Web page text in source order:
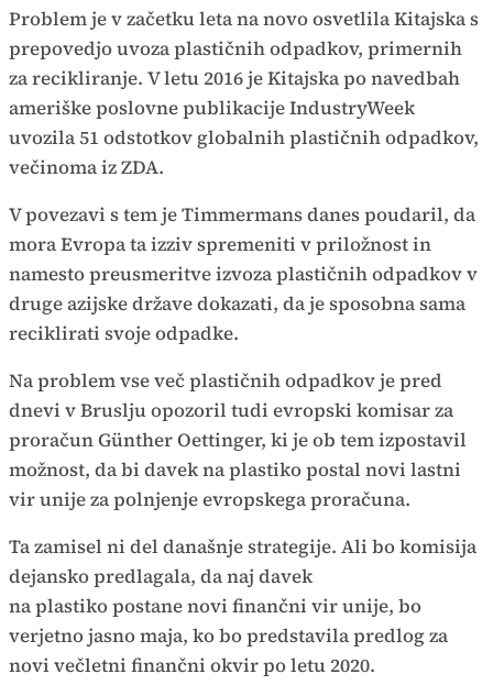
Problem je v začetku leta na novo osvetlila Kitajska s
prepovedjo uvoza plastičnih odpadkov, primernih
za recikliranje. V letu 2016 je Kitajska po navedbah
ameriške poslovne publikacije IndustryWeek
uvozila 51 odstotkov globalnih plastičnih odpadkov,
večinoma iz ZDA.
V povezavi s tem je Timmermans danes poudaril, da
mora Evropa ta izziv spremeniti v priložnost in
namesto preusmeritve izvoza plastičnih odpadkov v
druge azijske države dokazati, da je sposobna sama
reciklirati svoje odpadke.
Na problem vse več plastičnih odpadkov je pred
dnevi v Bruslju opozoril tudi evropski komisar za
proračun Günther Oettinger, ki je ob tem izpostavil
možnost, da bi davek na plastiko postal novi lastni
vir unije za polnjenje evropskega proračuna.
Ta zamisel ni del današnje strategije. Ali bo komisija
dejansko predlagala, da naj davek
na plastiko postane novi finančni vir unije, bo
verjetno jasno maja, ko bo predstavila predlog za
novi večletni finančni okvir po letu 2020.